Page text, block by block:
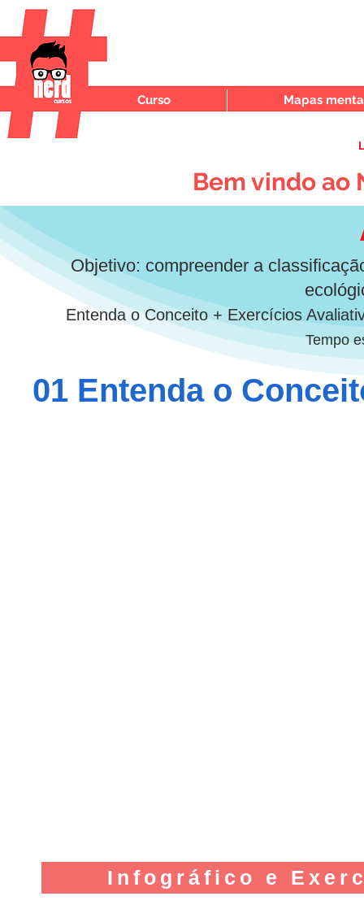
Curso Mapas
Bem vindo ao
Objetivo: compreender a
Entenda o Conceito + Exercícios
Tempo
01 Entenda o
Infográfico e